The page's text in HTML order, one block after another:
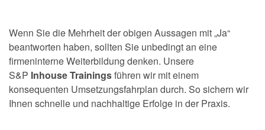
Wenn Sie die Mehrheit der obigen Aussagen mit „Ja“
beantworten haben, sollten Sie unbedingt an eine
firmeninterne Weiterbildung denken. Unsere
S&P InhouseTrainingsführen wir mit einem
konsequenten Umsetzungsfahrplan durch. So sichern wir
Ihnen schnelle und nachhaltige Erfolge in der Praxis.